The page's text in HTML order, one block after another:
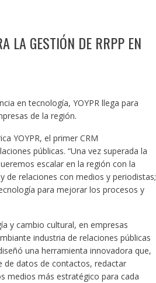
LA GESTIÓN DE RRPP EN
en tecnología, YOYPR llega para
de la región.
YOYPR, el primer CRM
públicas. “Una vez superada la
escalar en la región con la
de relaciones con medios y periodistas;
para mejorar los procesos y
y cambio cultural, en empresas
industria de relaciones públicas
una herramienta innovadora que,
de datos de contactos, redactar
medios más estratégico para cada